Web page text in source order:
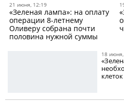
21 июня, 12:19
«Зеленая лампа»: на оплату
операции 8-летнему
Оливеру собрана почти
половина нужной суммы
18
клеток